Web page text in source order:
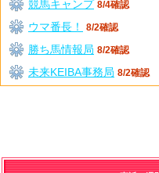
競馬キャンプ 8/4確認
ウマ番長！ 8/2確認
勝ち馬情報局 8/2確認
未来KEIBA事務局 8/2確認